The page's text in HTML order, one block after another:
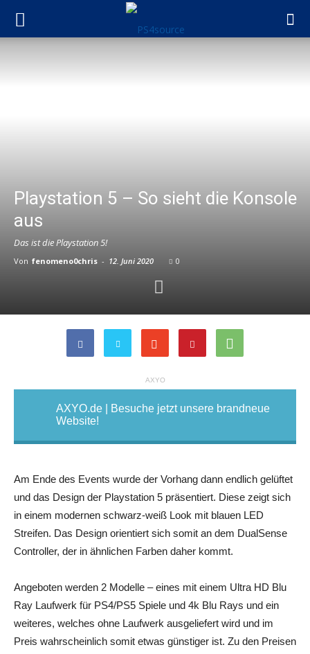
Playstation 5 – So sieht die Konsole
aus
Das ist die Playstation 5!
Von fenomeno0chris - 12. Juni 2020 0
AXYO
AXYO.de | Besuche jetzt unsere brandneue
Website!
Am Ende des Events wurde der Vorhang dann endlich gelüftet
und das Design der Playstation 5 präsentiert. Diese zeigt sich
in einem modernen schwarz-weiß Look mit blauen LED
Streifen. Das Design orientiert sich somit an dem DualSense
Controller, der in ähnlichen Farben daher kommt.
Angeboten werden 2 Modelle – eines mit einem Ultra HD Blu
Ray Laufwerk für PS4/PS5 Spiele und 4k Blu Rays und ein
weiteres, welches ohne Laufwerk ausgeliefert wird und im
Preis wahrscheinlich somit etwas günstiger ist. Zu den Preisen